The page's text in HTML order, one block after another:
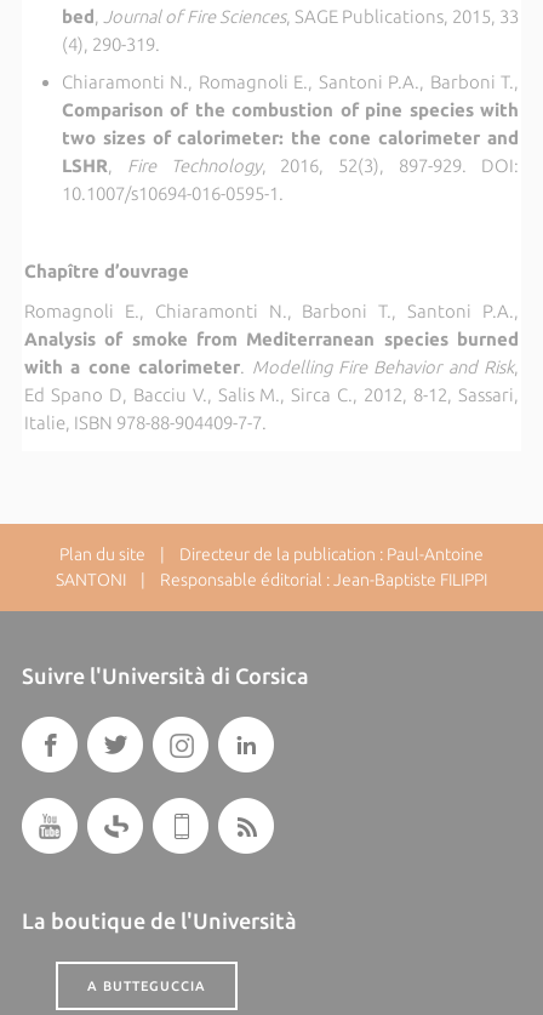
bed, Journal of Fire Sciences, SAGE Publications, 2015, 33
(4), 290-319.
Chiaramonti N., Romagnoli E., Santoni P.A., Barboni T.,
Comparison of the combustion of pine species with
two sizes of calorimeter: the cone calorimeter and
LSHR, Fire Technology, 2016, 52(3), 897-929. DOI:
10.1007/s10694-016-0595-1.
Chapître d’ouvrage
Romagnoli E., Chiaramonti N., Barboni T., Santoni P.A.,
Analysis of smoke from Mediterranean species burned
with a cone calorimeter. Modelling Fire Behavior and Risk,
Ed Spano D, Bacciu V., Salis M., Sirca C., 2012, 8-12, Sassari,
Italie, ISBN 978-88-904409-7-7.
Plan du site | Directeur de la publication : Paul-Antoine
SANTONI | Responsable éditorial : Jean-Baptiste FILIPPI
Suivre l'Università di Corsica
La boutique de l'Università
A BUTTEGUCCIA